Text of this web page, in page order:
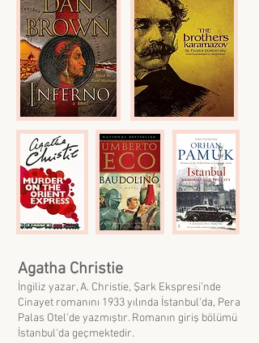
Agatha Christie
İngiliz yazar, A. Christie, Şark Ekspresi’nde
Cinayet romanını 1933 yılında İstanbul'da, Pera
Palas Otel'de yazmıştır. Romanın giriş bölümü
İstanbul'da geçmektedir.